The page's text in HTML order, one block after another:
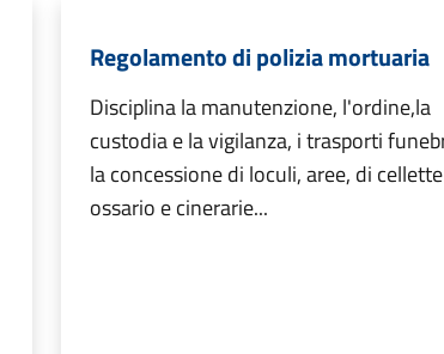
Regolamento di polizia mortuaria
Disciplina la manutenzione, l'ordine,la
custodia e la vigilanza, i trasporti
la concessione di loculi, aree, di cellette
ossario e cinerarie...